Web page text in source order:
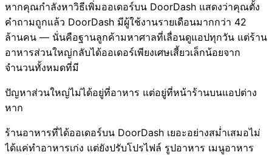
หากคุณกำลังหาวิธีเพิ่มออเดอร์บน DoorDash แสดงว่าคุณตั้ง
คำถามถูกแล้ว DoorDash มีผู้ใช้งานรายเดือนมากกว่า 42
ล้านคน — นั่นคือฐานลูกค้ามหาศาลที่เลื่อนดูแอปทุกวัน แต่ร้าน
อาหารส่วนใหญ่กลับได้ออเดอร์เพียงเศษเสี้ยวเล็กน้อยจาก
จำนวนทั้งหมดที่มี
ปัญหาส่วนใหญ่ไม่ได้อยู่ที่อาหาร แต่อยู่ที่หน้าร้านบนแอปต่าง
หาก
ร้านอาหารที่ได้ออเดอร์บน DoorDash เยอะอย่างสม่ำเสมอไม่
ได้แค่ทำอาหารเก่ง แต่ยังปรับโปรไฟล์ รูปอาหาร เมนูอาหาร